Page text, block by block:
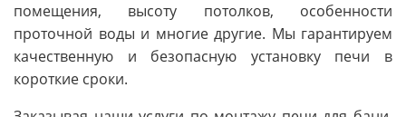
помещения, высоту потолков, особенности
проточной воды и многие другие. Мы гарантируем
качественную и безопасную установку печи в
короткие сроки.